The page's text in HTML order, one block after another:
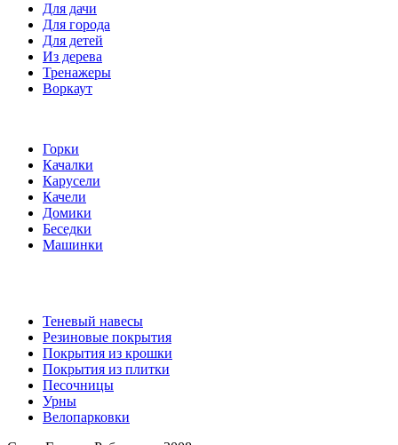
Для дачи
Для города
Для детей
Из дерева
Тренажеры
Воркаут
Горки
Качалки
Карусели
Качели
Домики
Беседки
Машинки
Теневый навесы
Резиновые покрытия
Покрытия из крошки
Покрытия из плитки
Песочницы
Урны
Велопарковки